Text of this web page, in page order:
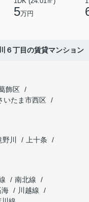
5万円
６丁目の賃貸マンション
飾区
いたま市西区
野川
上十条
南北線
海
川越線